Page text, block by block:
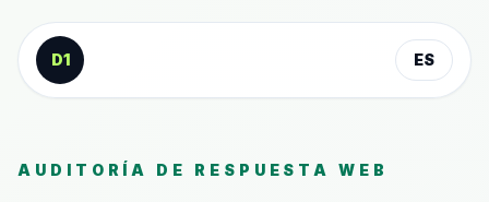
Saltar al contenido
D1
ES
AUDITORÍA DE RESPUESTA WEB